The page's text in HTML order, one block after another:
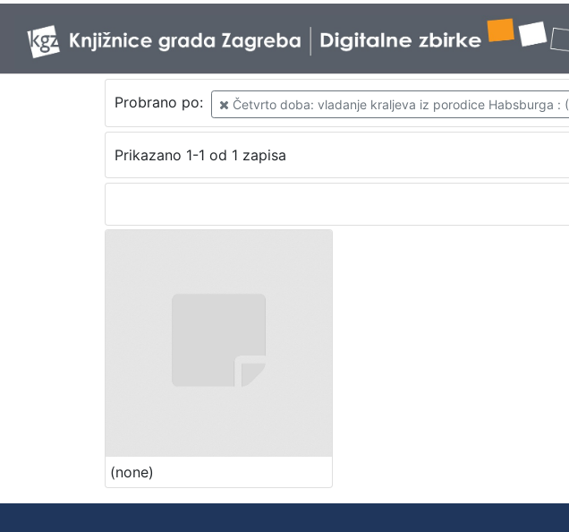
Probrano po: Četvrto doba: vladanje kraljeva iz porodice Habsburga :
Prikazano 1-1 od 1 zapisa
(none)